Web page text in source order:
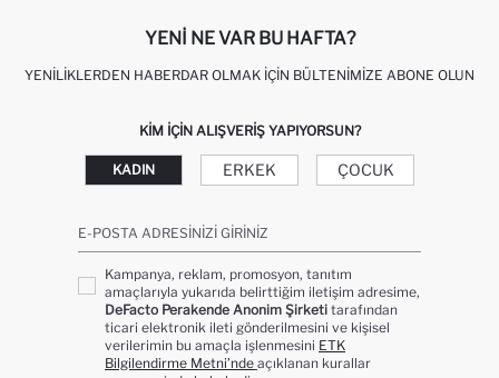
YENI NE VAR BU HAFTA?
YENILIKLERDEN HABERDAR OLMAK İÇIN BÜLTENIMIZE ABONE OLUN
KIM IÇIN ALIŞVERIŞ YAPIYORSUN?
KADIN ERKEK ÇOCUK
E-POSTA ADRESINIZI GIRINIZ
Kampanya, reklam, promosyon, tanıtım
amaçlarıyla yukarıda belirttiğim iletişim adresime,
DeFacto Perakende Anonim Şirketi tarafından
ticari elektronik ileti gönderilmesini ve kişisel
verilerimin bu amaçla işlenmesini ETK
Bilgilendirme Metni’nde açıklanan kurallar